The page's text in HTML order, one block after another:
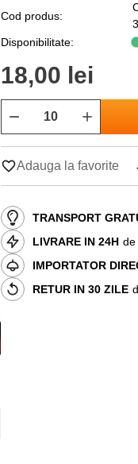
Cod produs:
Disponibilitate:
18,00 lei
Adauga la favorite
TRANSPORT
LIVRARE IN 24H de
IMPORTATOR
RETUR IN 30 ZILE